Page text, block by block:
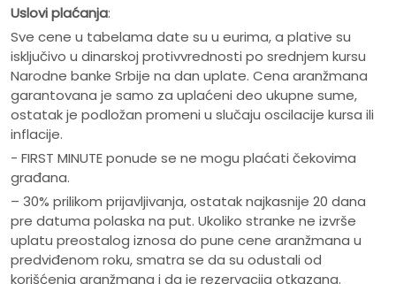
Uslovi plaćanja:
Sve cene u tabelama date su u eurima, a plative su
isključivo u dinarskoj protivvrednosti po srednjem kursu
Narodne banke Srbije na dan uplate. Cena aranžmana
garantovana je samo za uplaćeni deo ukupne sume,
ostatak je podložan promeni u slučaju oscilacije kursa ili
inflacije.
- FIRST MINUTE ponude se ne mogu plaćati čekovima
građana.
– 30% prilikom prijavljivanja, ostatak najkasnije 20 dana
pre datuma polaska na put. Ukoliko stranke ne izvrše
uplatu preostalog iznosa do pune cene aranžmana u
predviđenom roku, smatra se da su odustali od
korišćenja aranžmana i da je rezervacija otkazana.